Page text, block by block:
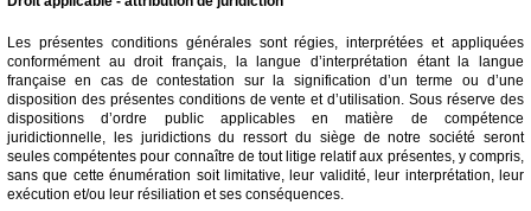
Les présentes conditions générales sont régies, interprétées et appliquées
conformément au droit français, la langue d’interprétation étant la langue
française en cas de contestation sur la signification d’un terme ou d’une
disposition des présentes conditions de vente et d’utilisation. Sous réserve des
dispositions d’ordre public applicables en matière de compétence
juridictionnelle, les juridictions du ressort du siège de notre société seront
seules compétentes pour connaître de tout litige relatif aux présentes, y compris,
sans que cette énumération soit limitative, leur validité, leur interprétation, leur
exécution et/ou leur résiliation et ses conséquences.